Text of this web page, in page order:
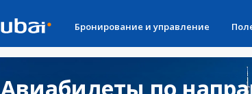
Бронирование и управление